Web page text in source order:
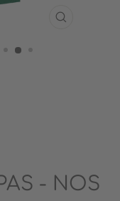
- NOS